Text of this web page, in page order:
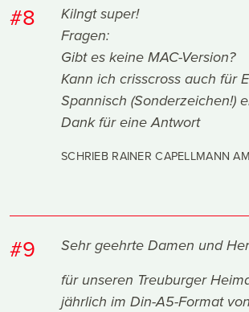
#8
Kilngt super!
Fragen:
Gibt es keine MAC-Version?
Kann ich crisscross auch für
Spannisch (Sonderzeichen!)
Dank für eine Antwort
SCHRIEB RAINER CAPELLMANN
#9
Sehr geehrte Damen und
für unseren Treuburger
jährlich im Din-A5-Format